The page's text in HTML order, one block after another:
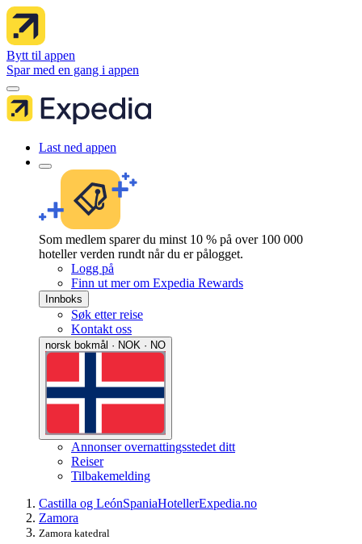
Bytt til appen
Spar med en gang i appen
Last ned appen
Som medlem sparer du minst 10 % på over 100 000
hoteller verden rundt når du er pålogget.
Logg på
Finn ut mer om Expedia Rewards
Innboks
Søk etter reise
Kontakt oss
norsk bokmål · NOK · NO
Annonser overnattingsstedet ditt
Reiser
Tilbakemelding
Castilla og LeónSpaniaHotellerExpedia.no
Zamora
Zamora katedral